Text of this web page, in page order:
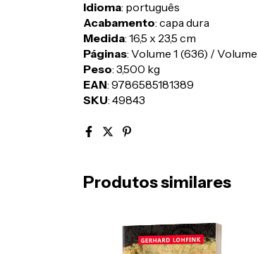
Idioma: português
Acabamento: capa dura
Medida: 16,5 x 23,5 cm
Páginas: Volume 1 (636) /
Peso: 3,500 kg
EAN: 9786585181389
SKU: 49843
Produtos similares